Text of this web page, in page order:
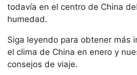
todavía en el centro de China
humedad.
Siga leyendo para obtener más
el clima de China en enero y
consejos de viaje.